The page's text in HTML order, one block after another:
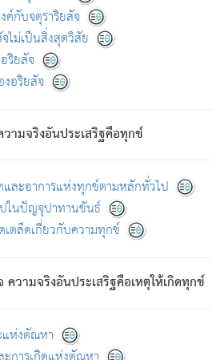
กับจตุราริยสัจ
ไม่เป็นสิ่งสุดวิสัย
ริยสัจ
งอริยสัจ
ามจริงอันประเสริฐคือทุกข์
ละอาการแห่งทุกข์ตามหลักทั่วไป
ในปัญจุปาทานขันธ์
ตล็ดเกี่ยวกับความทุกข์
วามจริงอันประเสริฐคือเหตุให้เกิดทุกข์
ห่งตัณหา
ม่มี.
าแล้ว; และว่า สัตว์ผู้ยินดีในภพอันเป็น
ะการทั้งปวง; ภพทั้งหลายทั้งหมดนั้น ไม่เ
; เขาย่อมละภวตัณหาได้ และไม่เพลิดเ
ามสิ้นไปแห่งตัณหาโดยประการทั้งปวง
มั่น
ลายทั้งปวงได้แล้ว เป็นผู้คงที่ (คือไม่เป
รู้ เมื่อตรัสรู้แล้วได้ 7 วัน)
วจสอบกับตัวเล่มหนังสือต้นฉบับ ที่มีการพิมพ์